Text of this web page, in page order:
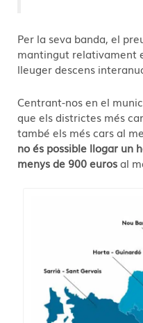
Per la seva banda, el
mantingut relativament
lleuger descens
Centrant-nos en el
que els districtes més
també els més cars al
no és possible llogar un
menys de 900 eurosal